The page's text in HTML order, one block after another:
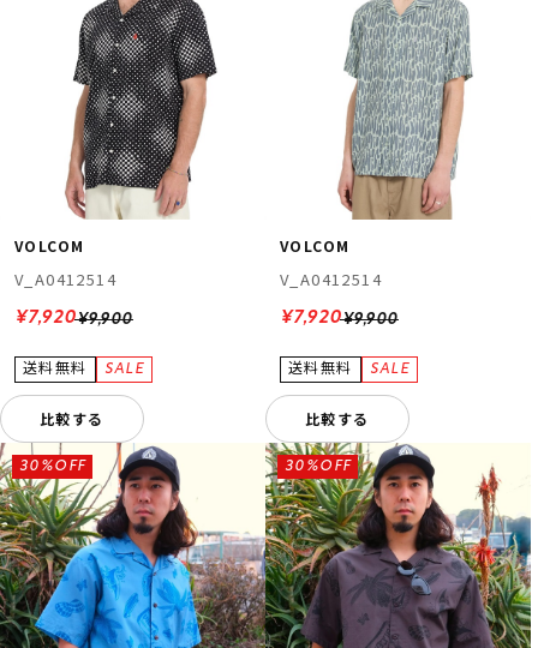
VOLCOM
V_A0412514
¥9,900
¥7,920
比較する
VOLCOM
V_A0412514
¥9,900
¥7,920
比較する
30%OFF 30%OFF